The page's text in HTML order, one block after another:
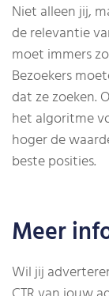
Niet alleen jij,
de relevantie
moet immers
Bezoekers
dat ze zoeken.
het algoritme
hoger de
beste posities.
Meer
Wil jij